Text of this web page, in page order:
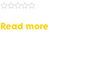
0
out
Read more